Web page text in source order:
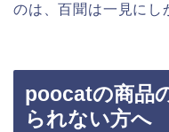
のは、百聞は一見にし
poocatの商品
られない方へ